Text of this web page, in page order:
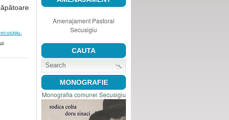
Amenajament Pastoral
Secusigiu
CAUTA
MONOGRAFIE
Monografia comunei Secusigiu